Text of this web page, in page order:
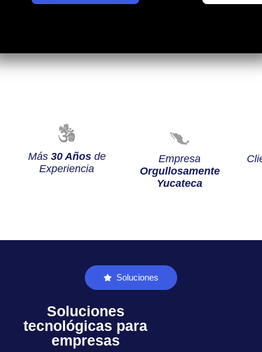
Más 30 Añosde
Experiencia
Empresa
Orgullosamente
Yucateca
Soluciones
Soluciones
tecnológicas para
empresas